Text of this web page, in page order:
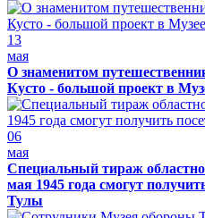
13
мая
О знаменитом
Кусто - большой проект в
06
мая
Специальный тираж
мая 1945 года смогут
Тулы